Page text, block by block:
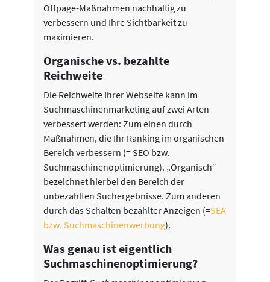
Offpage-Maßnahmen nachhaltig zu
verbessern und Ihre Sichtbarkeit zu
maximieren.
Organische vs. bezahlte
Reichweite
Die Reichweite Ihrer Webseite kann im
Suchmaschinenmarketing auf zwei Arten
verbessert werden: Zum einen durch
Maßnahmen, die Ihr Ranking im organischen
Bereich verbessern (= SEO bzw.
Suchmaschinenoptimierung). „Organisch“
bezeichnet hierbei den Bereich der
unbezahlten Suchergebnisse. Zum anderen
durch das Schalten bezahlter Anzeigen (=SEA
bzw. Suchmaschinenwerbung).
Was genau ist eigentlich
Suchmaschinenoptimierung?